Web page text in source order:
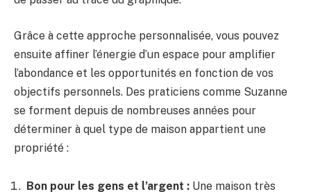
Grâce à cette approche personnalisée, vous pouvez
ensuite affiner l’énergie d’un espace pour amplifier
l’abondance et les opportunités en fonction de vos
objectifs personnels. Des praticiens comme Suzanne
se forment depuis de nombreuses années pour
déterminer à quel type de maison appartient une
propriété :
Bon pour les gens et l’argent : Une maison très